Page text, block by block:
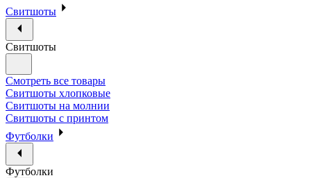
Свитшоты
Свитшоты
Смотреть все товары
Свитшоты хлопковые
Свитшоты на молнии
Свитшоты с принтом
Футболки
Футболки